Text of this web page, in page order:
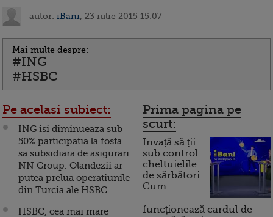
autor: iBani , 23 iulie 2015 15:07
Mai multe despre:
#ING
#HSBC
Pe acelasi subiect:
ING isi diminueaza sub
50% participatia la fosta
sa subsidiara de asigurari
NN Group. Olandezii ar
putea prelua operatiunile
din Turcia ale HSBC
HSBC, cea mai mare
Prima pagina pe
scurt:
Invață să ții
sub control
cheltuielile
de sărbători.
Cum
funcționează cardul de